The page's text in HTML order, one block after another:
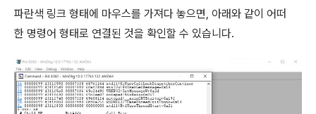
파란색 링크 형태에 마우스를 가져다 놓으면, 아래와 같이 어떠
한 명령어 형태로 연결된 것을 확인할 수 있습니다.